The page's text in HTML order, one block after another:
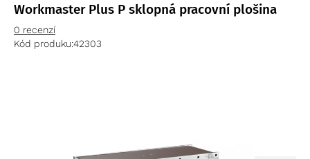
Workmaster Plus P sklopná pracovní plošina
0 recenzí
Kód produku:42303